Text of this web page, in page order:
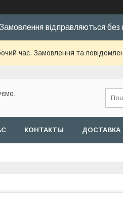
Замовлення відправляються
час. Замовлення та
КОНТАКТЫ ДОСТАВКА